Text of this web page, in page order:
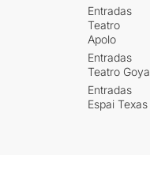
Entradas
Teatro
Apolo
Entradas
Teatro Goya
Entradas
Espai Texas